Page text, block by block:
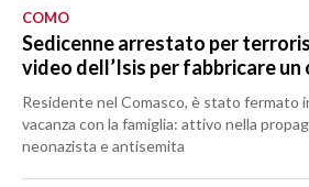
COMO
Sedicenne arrestato per
video dell’Isis per fabbricare un
Residente nel Comasco, è stato fermato
vacanza con la famiglia: attivo nella
neonazista e antisemita